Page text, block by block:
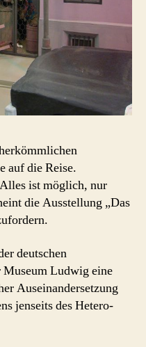
auf die Reise.
ist möglich, nur
die Ausstellung „Das
deutschen
Museum Ludwig eine
Auseinandersetzung
jenseits des Hetero-